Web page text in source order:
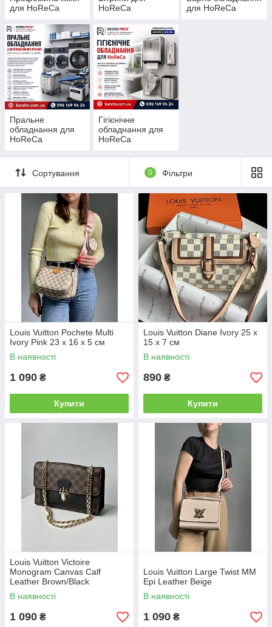
для HoReCa
HoReCa
для HoReCa
Пральне
обладнання для
HoReCa
Гігієнічне
обладнання для
HoReCa
Сортування 0 Фільтри
Louis Vuitton Pochete Multi
Ivory Pink 23 х 16 х 5 см
В наявності
1 090 ₴
Купити
Louis Vuitton Diane Ivory 25 x
15 x 7 см
В наявності
890 ₴
Купити
Louis Vuitton Victoire
Monogram Canvas Calf
Leather Brown/Black
В наявності
1 090 ₴
Louis Vuitton Large Twist MM
Epi Leather Beige
В наявності
1 090 ₴